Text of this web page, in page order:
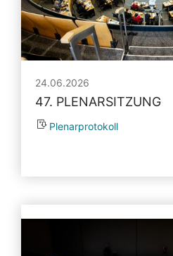
24.06.2026
47. PLENARSITZUNG
Plenarprotokoll